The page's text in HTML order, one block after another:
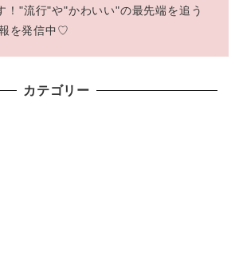
！"流行"や"かわいい"の最先端を追う
を発信中♡
カテゴリー